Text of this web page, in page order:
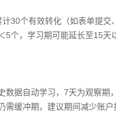
30个有效转化‌（如表单提交
5个，学习期可能延长至‌15天
数据自动学习，‌7天为观察期‌
需缓冲期，建议期间减少账户